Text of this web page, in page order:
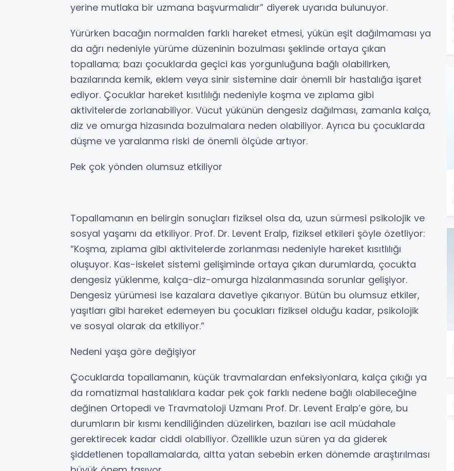
yerine mutlaka bir uzmana başvurmalıdır” diyerek uyarıda bulunuyor.
Yürürken bacağın normalden farklı hareket etmesi, yükün eşit dağılmaması ya
da ağrı nedeniyle yürüme düzeninin bozulması şeklinde ortaya çıkan
topallama; bazı çocuklarda geçici kas yorgunluğuna bağlı olabilirken,
bazılarında kemik, eklem veya sinir sistemine dair önemli bir hastalığa işaret
ediyor. Çocuklar hareket kısıtlılığı nedeniyle koşma ve zıplama gibi
aktivitelerde zorlanabiliyor. Vücut yükünün dengesiz dağılması, zamanla kalça,
diz ve omurga hizasında bozulmalara neden olabiliyor. Ayrıca bu çocuklarda
düşme ve yaralanma riski de önemli ölçüde artıyor.
Pek çok yönden olumsuz etkiliyor
Topallamanın en belirgin sonuçları fiziksel olsa da, uzun sürmesi psikolojik ve
sosyal yaşamı da etkiliyor. Prof. Dr. Levent Eralp, fiziksel etkileri şöyle özetliyor:
“Koşma, zıplama gibi aktivitelerde zorlanması nedeniyle hareket kısıtlılığı
oluşuyor. Kas-iskelet sistemi gelişiminde ortaya çıkan durumlarda, çocukta
dengesiz yüklenme, kalça-diz-omurga hizalanmasında sorunlar gelişiyor.
Dengesiz yürümesi ise kazalara davetiye çıkarıyor. Bütün bu olumsuz etkiler,
yaşıtları gibi hareket edemeyen bu çocukları fiziksel olduğu kadar, psikolojik
ve sosyal olarak da etkiliyor.”
Nedeni yaşa göre değişiyor
Çocuklarda topallamanın, küçük travmalardan enfeksiyonlara, kalça çıkığı ya
da romatizmal hastalıklara kadar pek çok farklı nedene bağlı olabileceğine
değinen Ortopedi ve Travmatoloji Uzmanı Prof. Dr. Levent Eralp’e göre, bu
durumların bir kısmı kendiliğinden düzelirken, bazıları ise acil müdahale
gerektirecek kadar ciddi olabiliyor. Özellikle uzun süren ya da giderek
şiddetlenen topallamalarda, altta yatan sebebin erken dönemde araştırılması